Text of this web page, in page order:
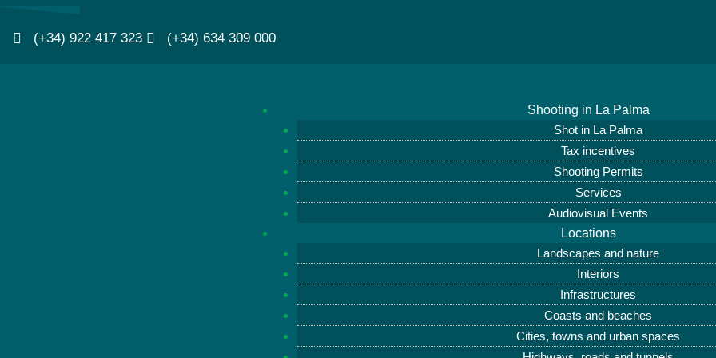
(+34) 922 417 323 (+34) 634 309 000
Shooting in La Palma
Shot in La Palma
Tax incentives
Shooting Permits
Services
Audiovisual Events
Locations
Landscapes and nature
Interiors
Infrastructures
Coasts and beaches
Cities, towns and urban spaces